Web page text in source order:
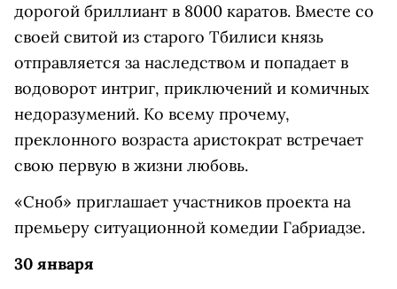
дорогой бриллиант в 8000 каратов. Вместе со
своей свитой из старого Тбилиси князь
отправляется за наследством и попадает в
водоворот интриг, приключений и комичных
недоразумений. Ко всему прочему,
преклонного возраста аристократ встречает
свою первую в жизни любовь.
«Сноб» приглашает участников проекта на
премьеру ситуационной комедии Габриадзе.
30 января